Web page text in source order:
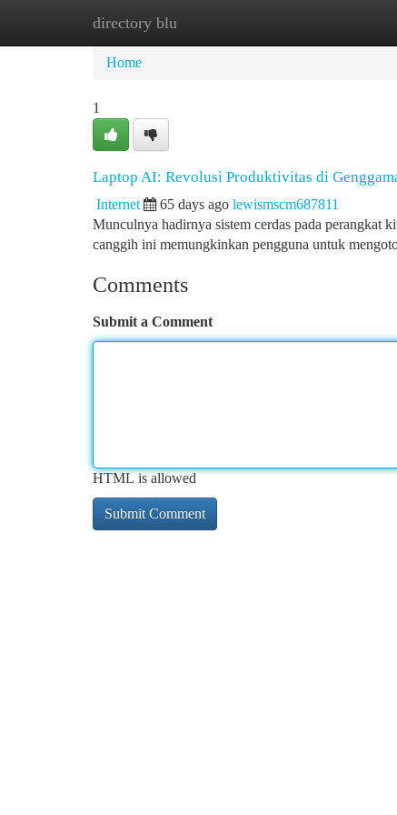
directory blu
Home
Home
1
Laptop AI: Revolusi Produktivitas di
Internet 65 days ago lewismscm687811
Munculnya hadirnya sistem cerdas pada perangkat
canggih ini memungkinkan pengguna untuk
Comments
Submit a Comment
HTML is allowed